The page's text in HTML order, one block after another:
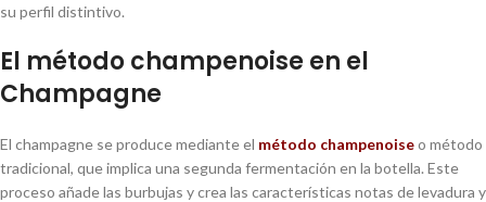
su perfil distintivo.
El método champenoise en el
Champagne
El champagne se produce mediante el método champenoiseo método
tradicional, que implica una segunda fermentación en la botella. Este
proceso añade las burbujas y crea las características notas de levadura y